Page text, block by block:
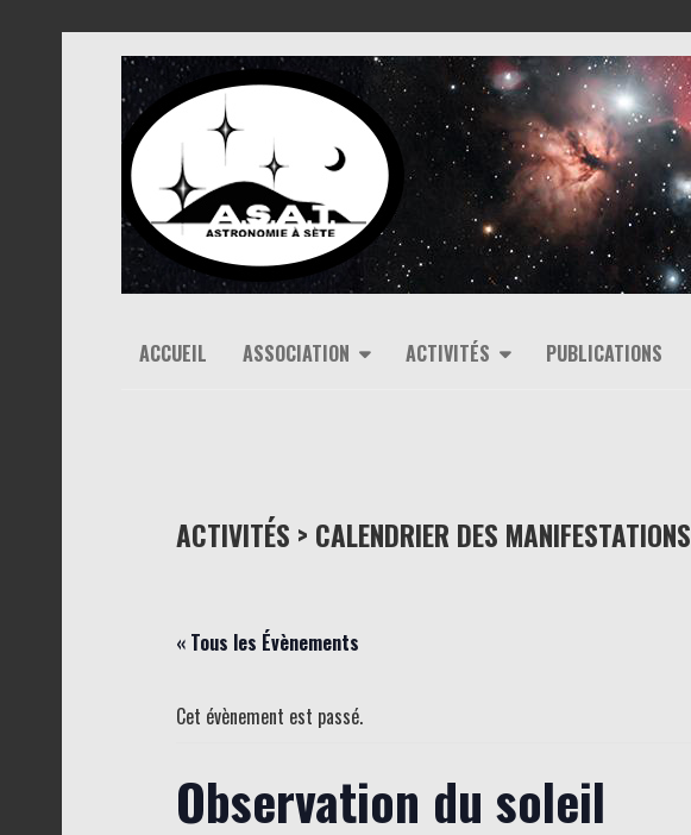
ACCUEIL ASSOCIATION ACTIVITÉS PUBLICATIONS
ACTIVITÉS > CALENDRIER DES MANIFESTATIONS
« Tous les Évènements
Cet évènement est passé.
Observation du soleil